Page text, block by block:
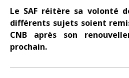
Le SAF réitère sa volonté
différents sujets soient
CNB après son
prochain.